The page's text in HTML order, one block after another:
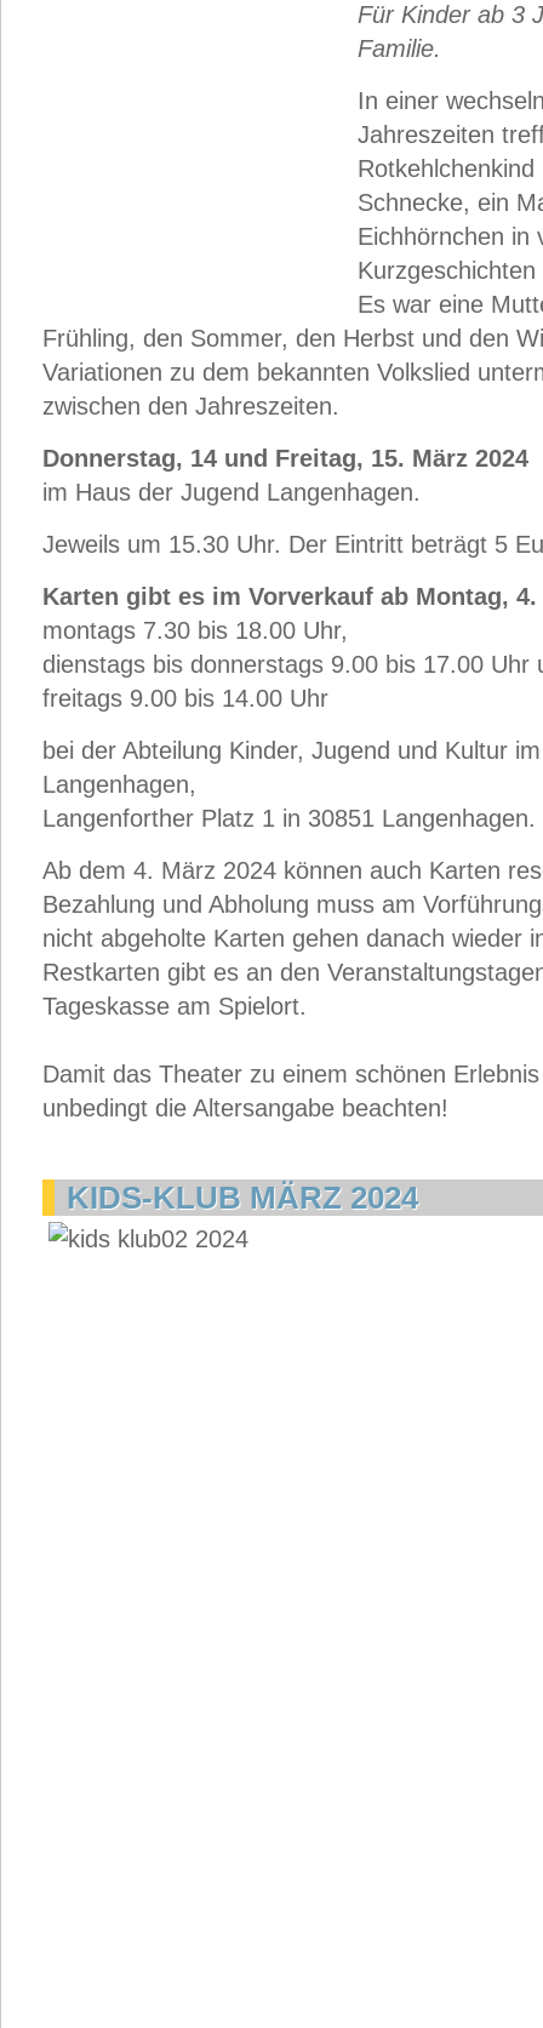
Für Kinder ab 3
Familie.
In einer
Jahreszeiten
Schnecke, ein
Eichhörnchen in
Es war eine
Frühling, den Sommer, den Herbst und den
Variationen zu dem bekannten Volkslied
zwischen den Jahreszeiten.
Donnerstag, 14 und Freitag, 15. März 2024
im Haus der Jugend Langenhagen.
Jeweils um 15.30 Uhr. Der Eintritt beträgt 5
Karten gibt es im Vorverkauf ab Montag, 4.
montags 7.30 bis 18.00 Uhr,
dienstags bis donnerstags 9.00 bis 17.00 Uhr
freitags 9.00 bis 14.00 Uhr
bei der Abteilung Kinder, Jugend und Kultur
Langenhagen,
Langenforther Platz 1 in 30851 Langenhagen.
Ab dem 4. März 2024 können auch Karten
Bezahlung und Abholung muss am
nicht abgeholte Karten gehen danach wieder
Restkarten gibt es an den
Tageskasse am Spielort.
Damit das Theater zu einem schönen
unbedingt die Altersangabe beachten!
KIDS-KLUB MÄRZ 2024